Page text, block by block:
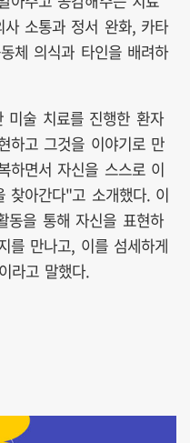
소통과 정서 완화, 카타
체 의식과 타인을 배려하
미술 치료를 진행한 환자
하고 그것을 이야기로 만
하면서 자신을 스스로 이
찾아간다"고 소개했다. 이
동을 통해 자신을 표현하
를 만나고, 이를 섬세하게
라고 말했다.